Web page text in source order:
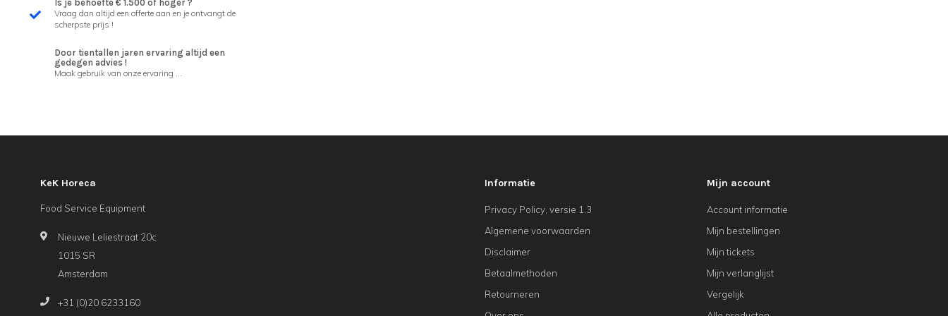
Is je behoefte € 1.500 of hoger ?
Vraag dan altijd een offerte aan en je ontvangt de
scherpste prijs !
Door tientallen jaren ervaring altijd een
gedegen advies !
Maak gebruik van onze ervaring ...
KeK Horeca
Food Service Equipment
Nieuwe Leliestraat 20c
1015 SR
Amsterdam
+31 (0)20 6233160
Informatie
Privacy Policy, versie 1.3
Algemene voorwaarden
Disclaimer
Betaalmethoden
Retourneren
Mijn account
Account informatie
Mijn bestellingen
Mijn tickets
Mijn verlanglijst
Vergelijk